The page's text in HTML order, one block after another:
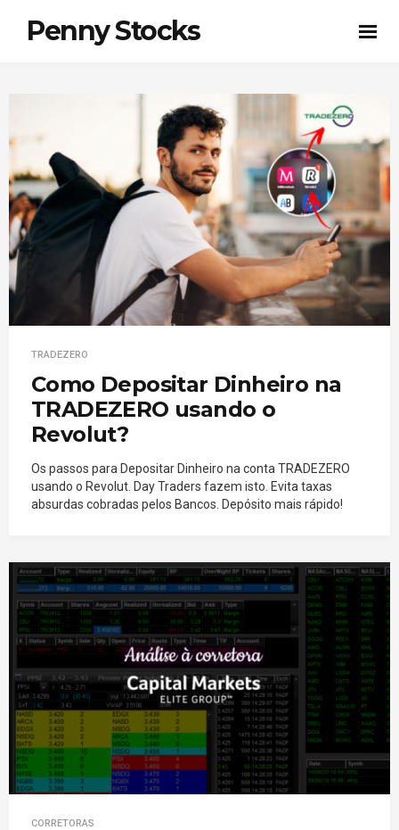
Penny Stocks
TRADEZERO
Como Depositar Dinheiro na
TRADEZERO usando o
Revolut?
Os passos para Depositar Dinheiro na conta TRADEZERO
usando o Revolut. Day Traders fazem isto. Evita taxas
absurdas cobradas pelos Bancos. Depósito mais rápido!
CORRETORAS